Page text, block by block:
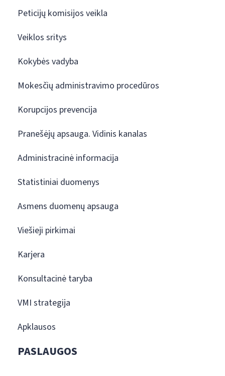
Peticijų komisijos veikla
Veiklos sritys
Kokybės vadyba
Mokesčių administravimo procedūros
Korupcijos prevencija
Pranešėjų apsauga. Vidinis kanalas
Administracinė informacija
Statistiniai duomenys
Asmens duomenų apsauga
Viešieji pirkimai
Karjera
Konsultacinė taryba
VMI strategija
Apklausos
PASLAUGOS